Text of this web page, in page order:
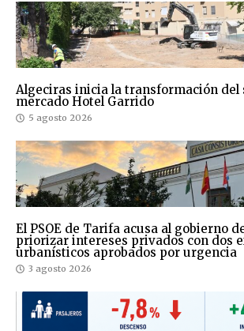
Algeciras inicia la transformación del
mercado Hotel Garrido
5 agosto 2026
El PSOE de Tarifa acusa al gobierno
priorizar intereses privados con dos
urbanísticos aprobados por urgencia
3 agosto 2026